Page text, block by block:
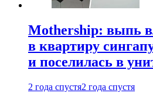
Mothership: выпь
в квартиру
и поселилась в
2 года спустя2 года спустя